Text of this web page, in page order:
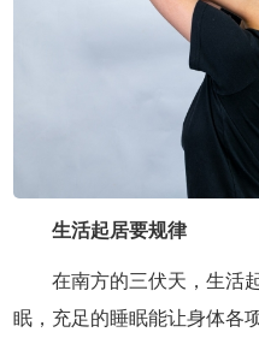
生活起居要规律
在南方的三伏天，生活起
眠，充足的睡眠能让身体各